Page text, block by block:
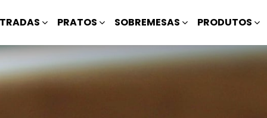
PRATOS SOBREMESAS PRODUTOS